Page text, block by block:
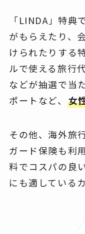
「LINDA」特典
がもらえたり、
けられたりする
ルで使える旅行
などが抽選で当
ポートなど、 女
その他、海外旅
ガード保険も利
料でコスパの良
にも適している